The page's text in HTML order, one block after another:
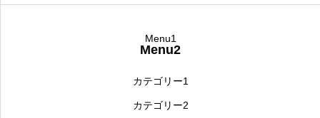
Menu1
Menu2
カテゴリー1
カテゴリー2